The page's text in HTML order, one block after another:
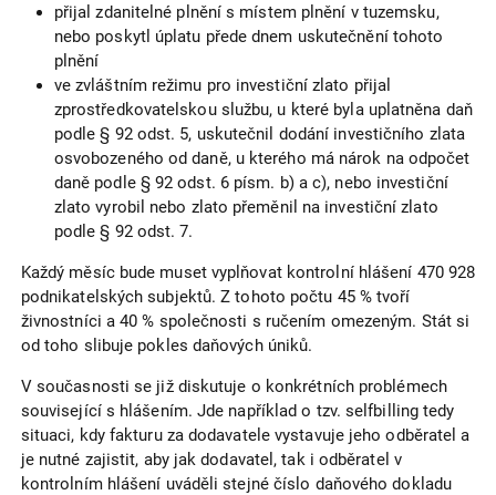
přijal zdanitelné plnění s místem plnění v tuzemsku,
nebo poskytl úplatu přede dnem uskutečnění tohoto
plnění
ve zvláštním režimu pro investiční zlato přijal
zprostředkovatelskou službu, u které byla uplatněna daň
podle § 92 odst. 5, uskutečnil dodání investičního zlata
osvobozeného od daně, u kterého má nárok na odpočet
daně podle § 92 odst. 6 písm. b) a c), nebo investiční
zlato vyrobil nebo zlato přeměnil na investiční zlato
podle § 92 odst. 7.
Každý měsíc bude muset vyplňovat kontrolní hlášení 470 928
podnikatelských subjektů. Z tohoto počtu 45 % tvoří
živnostníci a 40 % společnosti s ručením omezeným. Stát si
od toho slibuje pokles daňových úniků.
V současnosti se již diskutuje o konkrétních problémech
související s hlášením. Jde například o tzv. selfbilling tedy
situaci, kdy fakturu za dodavatele vystavuje jeho odběratel a
je nutné zajistit, aby jak dodavatel, tak i odběratel v
kontrolním hlášení uváděli stejné číslo daňového dokladu